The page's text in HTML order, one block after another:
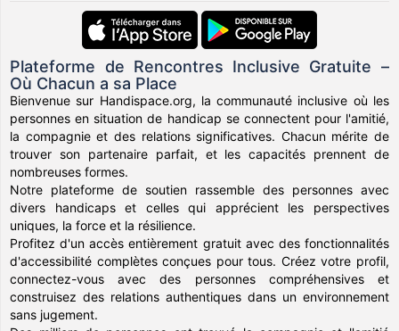
Plateforme de Rencontres Inclusive Gratuite –
Où Chacun a sa Place
Bienvenue sur Handispace.org, la communauté inclusive où les
personnes en situation de handicap se connectent pour l'amitié,
la compagnie et des relations significatives. Chacun mérite de
trouver son partenaire parfait, et les capacités prennent de
nombreuses formes.
Notre plateforme de soutien rassemble des personnes avec
divers handicaps et celles qui apprécient les perspectives
uniques, la force et la résilience.
Profitez d'un accès entièrement gratuit avec des fonctionnalités
d'accessibilité complètes conçues pour tous. Créez votre profil,
connectez-vous avec des personnes compréhensives et
construisez des relations authentiques dans un environnement
sans jugement.